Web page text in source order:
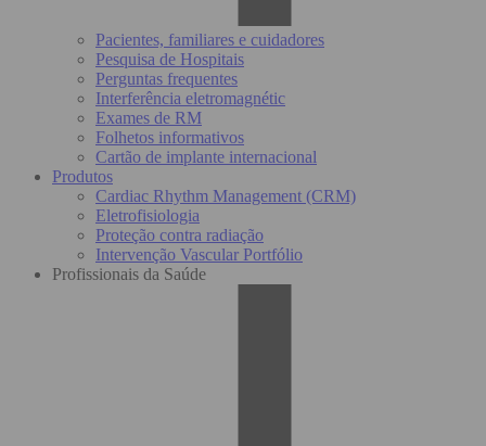
Pacientes, familiares e cuidadores
Pesquisa de Hospitais
Perguntas frequentes
Interferência eletromagnétic
Exames de RM
Folhetos informativos
Cartão de implante internacional
Produtos
Cardiac Rhythm Management (CRM)
Eletrofisiologia
Proteção contra radiação
Intervenção Vascular Portfólio
Profissionais da Saúde